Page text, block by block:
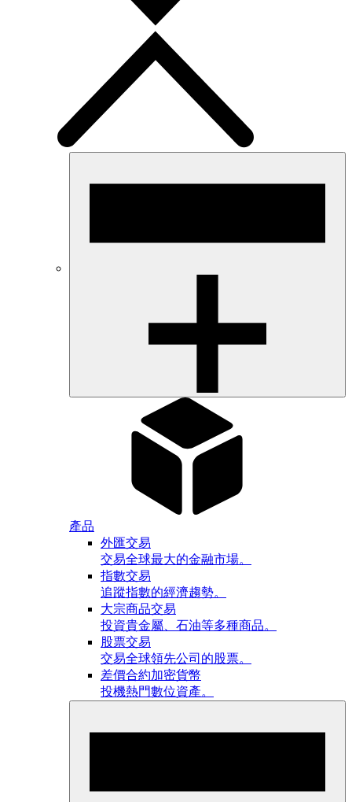
產品
外匯交易
交易全球最大的金融市場。
指數交易
追蹤指數的經濟趨勢。
大宗商品交易
投資貴金屬、石油等多種商品。
股票交易
交易全球領先公司的股票。
差價合約加密貨幣
投機熱門數位資產。